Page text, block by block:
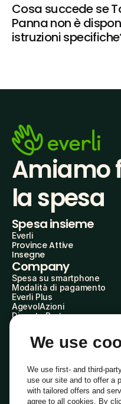
Cosa succede se
Panna non è
istruzioni
Amiamo
la spesa
Spesa insieme
Everli
Province Attive
Insegne
Company
Spesa su smartphone
Modalità di pagamento
Everli Plus
AgevolAzioni
Diventa Partner
Everli Shoppers
About Us
Everli News
Domande frequenti
Lavora con noi
Diventa Shopper
We use
We use first- and third-
use our site and to offer a
with tailored offers and
agree to all cookies. By